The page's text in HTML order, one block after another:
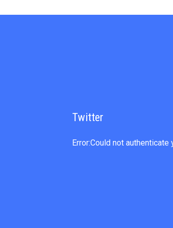
Twitter
Error:Could not authenticate